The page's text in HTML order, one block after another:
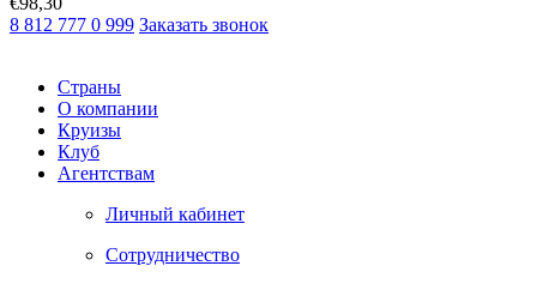
8 812 777 0 999 Заказать звонок
Страны
О компании
Круизы
Клуб
Агентствам
Личный кабинет
Сотрудничество